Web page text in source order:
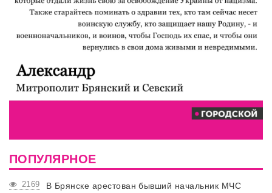
ПОПУЛЯРНОЕ
2169 В Брянске арестован бывший начальник МЧС